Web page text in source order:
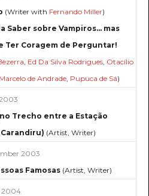
(Writer with Fernando Miller)
Saber sobre Vampiros... mas
Ter Coragem de Perguntar!
, Ed Da Silva Rodrigues, Otacílio
Marcelo de Andrade, Pupuca de Sá)
Trecho entre a Estação
(Artist, Writer)
2003
Famosas (Artist, Writer)
2004